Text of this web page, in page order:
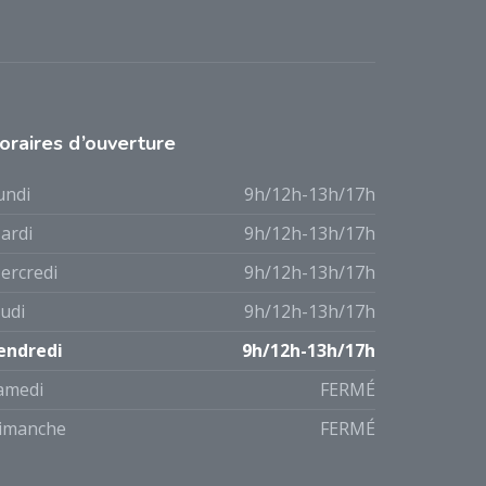
d’ouverture
9h/12h-13h/17h
9h/12h-13h/17h
9h/12h-13h/17h
9h/12h-13h/17h
9h/12h-13h/17h
FERMÉ
FERMÉ